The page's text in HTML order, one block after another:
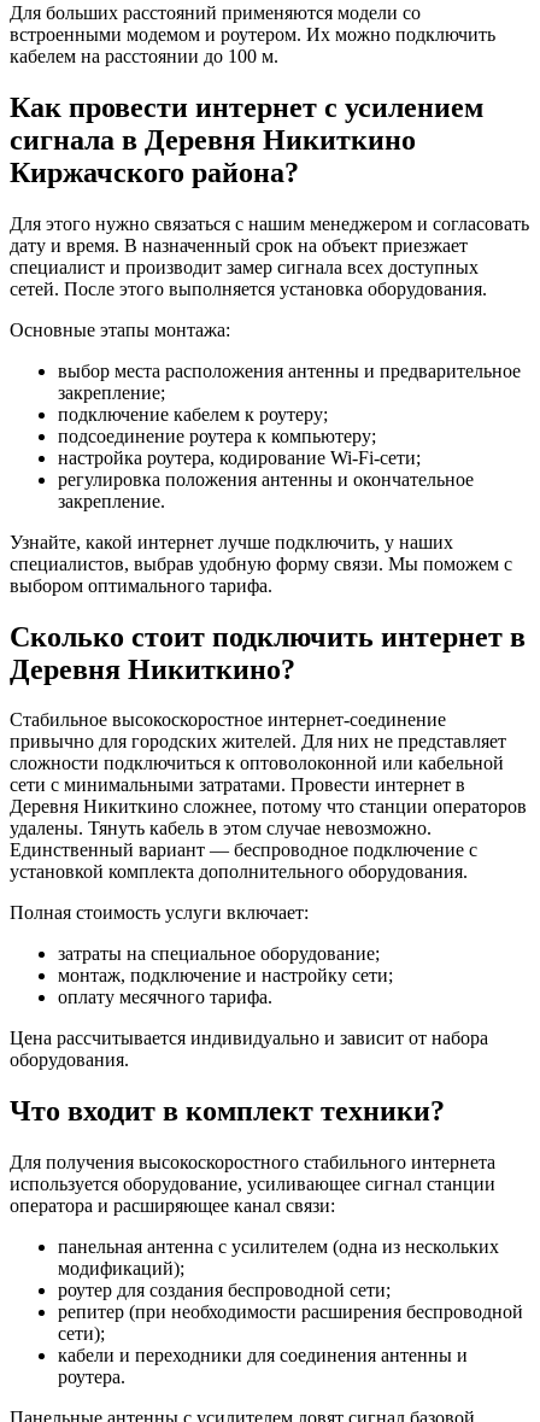
Для больших расстояний применяются модели со
встроенными модемом и роутером. Их можно подключить
кабелем на расстоянии до 100 м.
Как провести интернет с усилением
сигнала в Деревня Никиткино
Киржачского района?
Для этого нужно связаться с нашим менеджером и согласовать
дату и время. В назначенный срок на объект приезжает
специалист и производит замер сигнала всех доступных
сетей. После этого выполняется установка оборудования.
Основные этапы монтажа:
выбор места расположения антенны и предварительное
закрепление;
подключение кабелем к роутеру;
подсоединение роутера к компьютеру;
настройка роутера, кодирование Wi-Fi-сети;
регулировка положения антенны и окончательное
закрепление.
Узнайте, какой интернет лучше подключить, у наших
специалистов, выбрав удобную форму связи. Мы поможем с
выбором оптимального тарифа.
Сколько стоит подключить интернет в
Деревня Никиткино?
Стабильное высокоскоростное интернет-соединение
привычно для городских жителей. Для них не представляет
сложности подключиться к оптоволоконной или кабельной
сети с минимальными затратами. Провести интернет в
Деревня Никиткино сложнее, потому что станции операторов
удалены. Тянуть кабель в этом случае невозможно.
Единственный вариант — беспроводное подключение с
установкой комплекта дополнительного оборудования.
Полная стоимость услуги включает:
затраты на специальное оборудование;
монтаж, подключение и настройку сети;
оплату месячного тарифа.
Цена рассчитывается индивидуально и зависит от набора
оборудования.
Что входит в комплект техники?
Для получения высокоскоростного стабильного интернета
используется оборудование, усиливающее сигнал станции
оператора и расширяющее канал связи:
панельная антенна с усилителем (одна из нескольких
модификаций);
роутер для создания беспроводной сети;
репитер (при необходимости расширения беспроводной
сети);
кабели и переходники для соединения антенны и
роутера.